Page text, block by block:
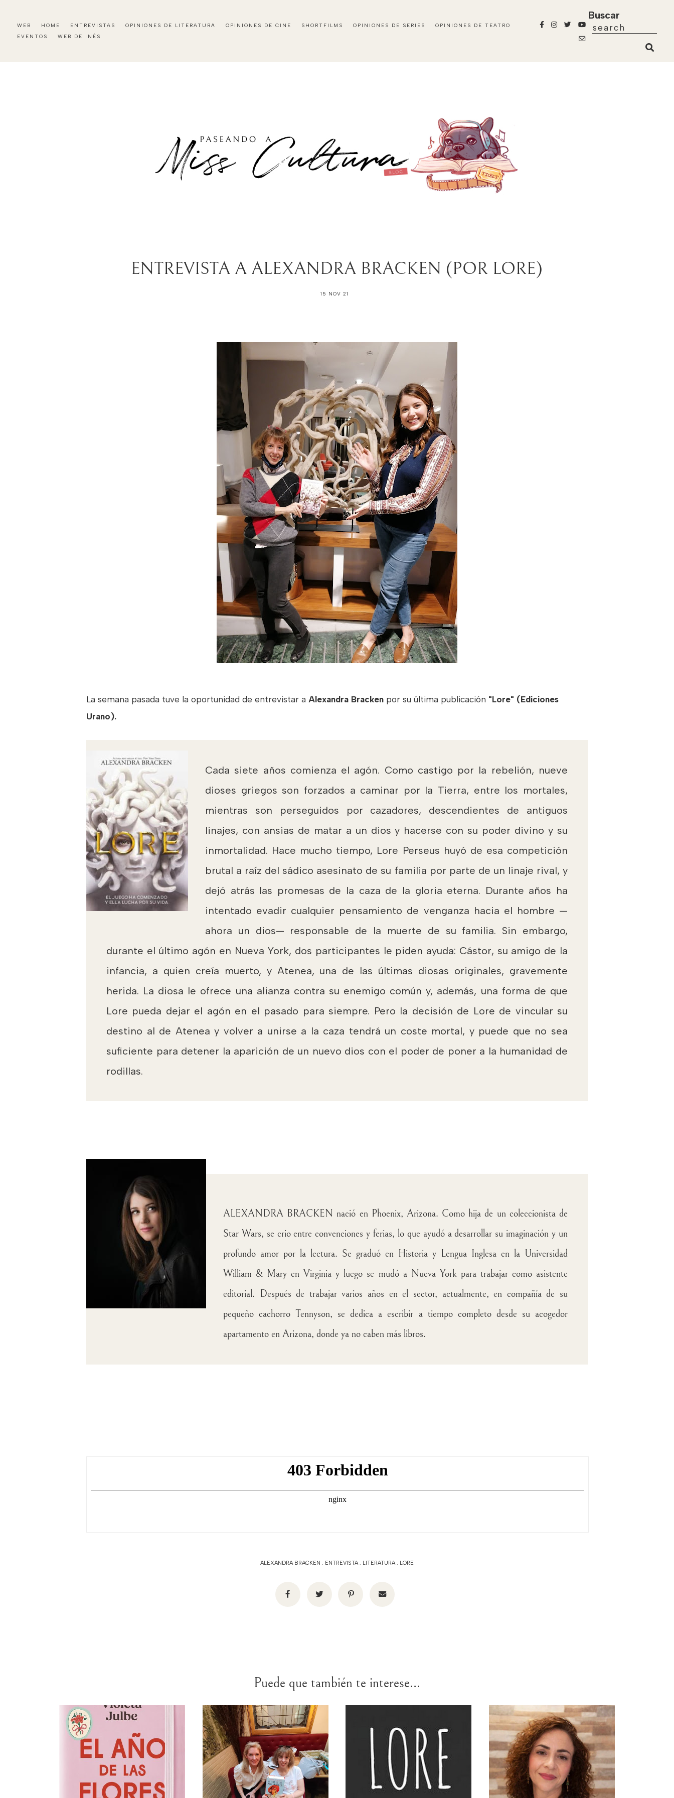
WEB HOME ENTREVISTAS OPINIONES DE LITERATURA OPINIONES DE CINE SHORTFILMS OPINIONES DE SERIES
OPINIONES DE TEATRO
EVENTOS
WEB DE INÉS
Buscar
ENTREVISTA A ALEXANDRA BRACKEN (POR LORE)
15 NOV 21
La semana pasada tuve la oportunidad de entrevistar a Alexandra Brackenpor su última publicación "Lore" (Ediciones
Urano).
Cada siete años comienza el agón. Como castigo por la rebelión, nueve
dioses griegos son forzados a caminar por la Tierra, entre los mortales,
mientras son perseguidos por cazadores, descendientes de antiguos
linajes, con ansias de matar a un dios y hacerse con su poder divino y su
inmortalidad. Hace mucho tiempo, Lore Perseus huyó de esa competición
brutal a raíz del sádico asesinato de su familia por parte de un linaje rival, y
dejó atrás las promesas de la caza de la gloria eterna. Durante años ha
intentado evadir cualquier pensamiento de venganza hacia el hombre —
ahora un dios— responsable de la muerte de su familia. Sin embargo,
durante el último agón en Nueva York, dos participantes le piden ayuda: Cástor, su amigo de la
infancia, a quien creía muerto, y Atenea, una de las últimas diosas originales, gravemente
herida. La diosa le ofrece una alianza contra su enemigo común y, además, una forma de que
Lore pueda dejar el agón en el pasado para siempre. Pero la decisión de Lore de vincular su
destino al de Atenea y volver a unirse a la caza tendrá un coste mortal, y puede que no sea
suficiente para detener la aparición de un nuevo dios con el poder de poner a la humanidad de
rodillas.
ALEXANDRA BRACKEN nació en Phoenix, Arizona. Como hija de un coleccionista de
Star Wars, se crio entre convenciones y ferias, lo que ayudó a desarrollar su imaginación y un
profundo amor por la lectura. Se graduó en Historia y Lengua Inglesa en la Universidad
William & Mary en Virginia y luego se mudó a Nueva York para trabajar como asistente
editorial. Después de trabajar varios años en el sector, actualmente, en compañía de su
pequeño cachorro Tennyson, se dedica a escribir a tiempo completo desde su acogedor
apartamento en Arizona, donde ya no caben más libros.
ALEXANDRA BRACKEN . ENTREVISTA. LITERATURA. LORE
Puede que también te interese...